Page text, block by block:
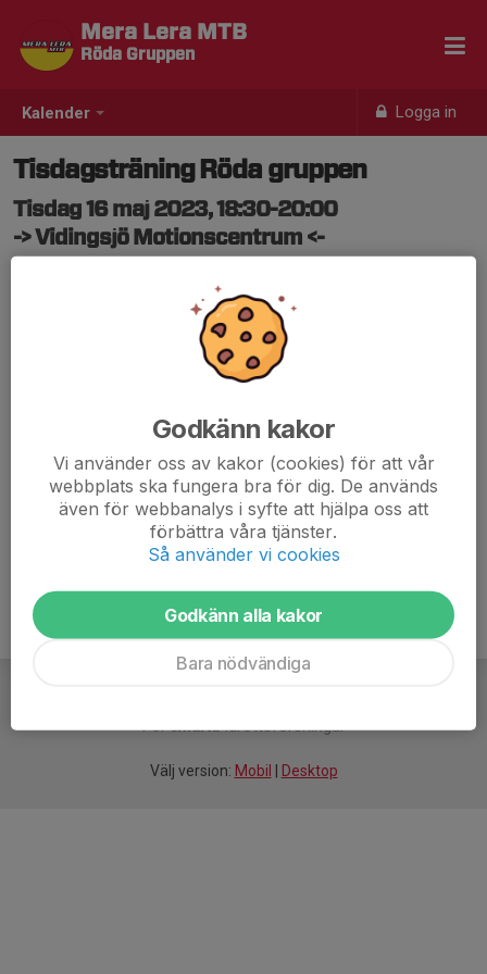
Kalender Logga in
Mera Lera MTB
Röda Gruppen
Tisdagsträning Röda gruppen
Tisdag 16 maj 2023, 18:30-20:00
-> Vidingsjö Motionscentrum <-
Vi försöker samla lite kilometer och försöker köra med
delar av Rosa Spåret tillbaka.
Vi ses!
//David
Försmartaidrottsföreningar
Välj version: Mobil Desktop
Godkänn kakor
Vi använder oss av kakor (cookies) för att vår
webbplats ska fungera bra för dig. De används
även för webbanalys i syfte att hjälpa oss att
förbättra våra tjänster.
Så använder vi cookies
Godkänn alla kakor
Bara nödvändiga